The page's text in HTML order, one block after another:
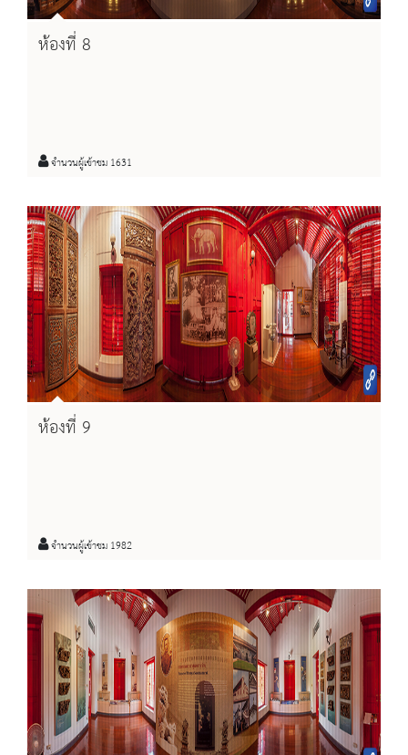
ห้องที่ 8
จำนวนผู้เข้าชม 1631
ห้องที่ 9
จำนวนผู้เข้าชม 1982